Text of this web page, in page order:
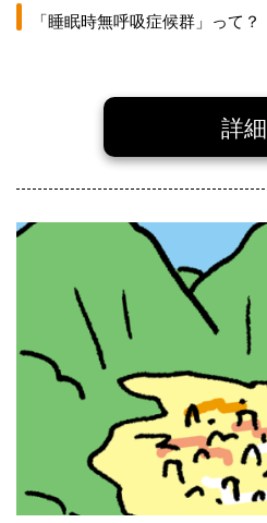
「睡眠時無呼吸症候群」って？
詳細